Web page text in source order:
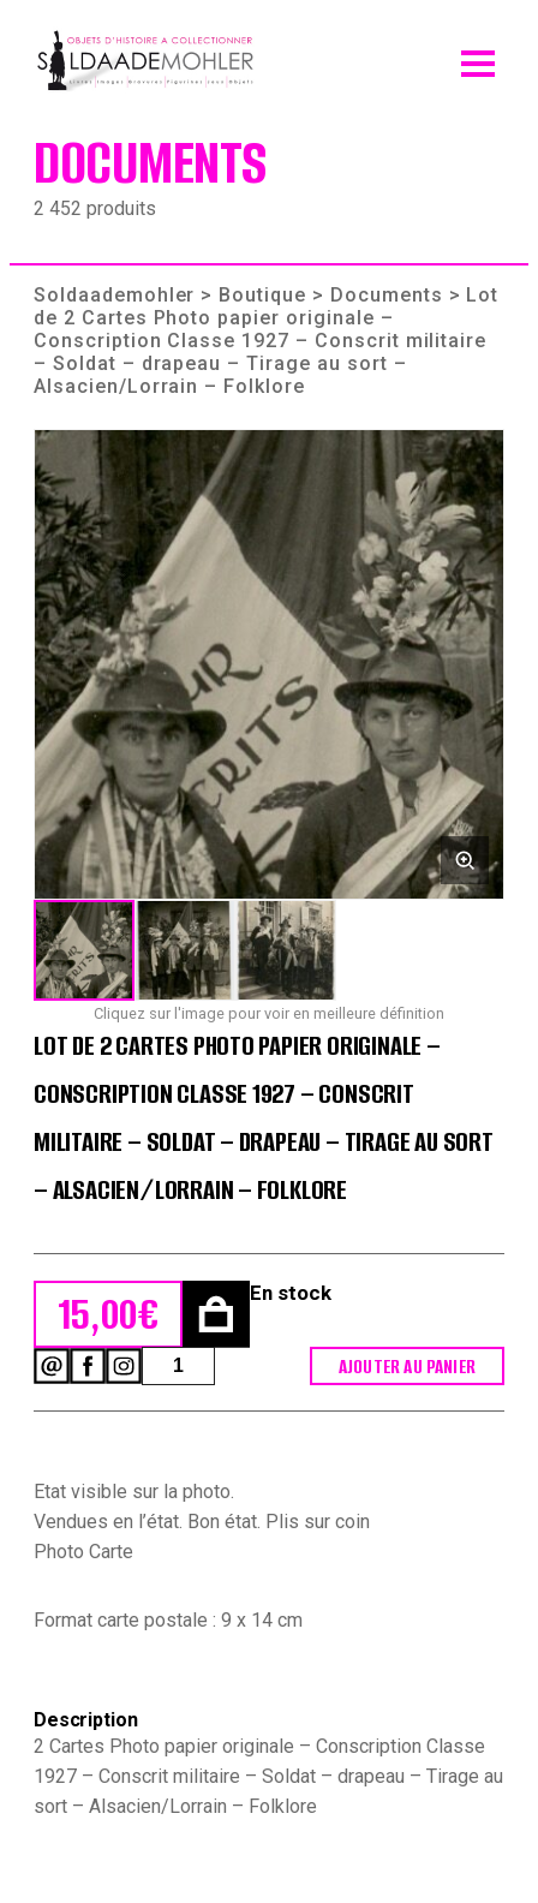
content
DOCUMENTS
2 452 produits
Soldaademohler > Boutique > Documents > Lot
de 2 Cartes Photo papier originale –
Conscription Classe 1927 – Conscrit militaire
– Soldat – drapeau – Tirage au sort –
Alsacien/Lorrain – Folklore
Cliquez sur l'image pour voir en meilleure définition
LOT DE 2 CARTES PHOTO PAPIER ORIGINALE –
CONSCRIPTION CLASSE 1927 – CONSCRIT
MILITAIRE – SOLDAT – DRAPEAU – TIRAGE AU SORT
– ALSACIEN/LORRAIN – FOLKLORE
15,00€ En stock
quantité
de
Photo
papier
Classe
1927
Soldat
-
drapeau
-
AJOUTER AU PANIER
Etat visible sur la photo.
Vendues en l’état. Bon état. Plis sur coin
Photo Carte
Format carte postale : 9 x 14 cm
Description
2 Cartes Photo papier originale – Conscription Classe
1927 – Conscrit militaire – Soldat – drapeau – Tirage au
sort – Alsacien/Lorrain – Folklore